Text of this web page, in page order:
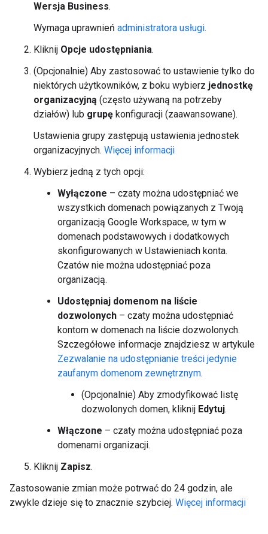
Wersja Business.
Wymaga uprawnień administratora usługi.
Kliknij Opcje udostępniania.
(Opcjonalnie) Aby zastosować to ustawienie tylko do
niektórych użytkowników, z boku wybierz jednostkę
organizacyjną (często używaną na potrzeby
działów) lub grupę konfiguracji (zaawansowane).
Ustawienia grupy zastępują ustawienia jednostek
organizacyjnych. Więcej informacji
Wybierz jedną z tych opcji:
Wyłączone – czaty można udostępniać we
wszystkich domenach powiązanych z Twoją
organizacją Google Workspace, w tym w
domenach podstawowych i dodatkowych
skonfigurowanych w Ustawieniach konta.
Czatów nie można udostępniać poza
organizacją.
Udostępniaj domenom na liście
dozwolonych – czaty można udostępniać
kontom w domenach na liście dozwolonych.
Szczegółowe informacje znajdziesz w artykule
Zezwalanie na udostępnianie treści jedynie
zaufanym domenom zewnętrznym.
(Opcjonalnie) Aby zmodyfikować listę
dozwolonych domen, kliknij Edytuj.
Włączone – czaty można udostępniać poza
domenami organizacji.
Kliknij Zapisz.
Zastosowanie zmian może potrwać do 24 godzin, ale
zwykle dzieje się to znacznie szybciej. Więcej informacji